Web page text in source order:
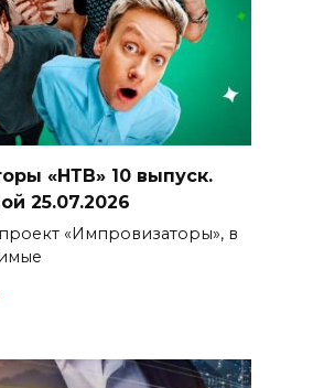
«НТВ» 10 выпуск.
25.07.2026
«Импровизаторы», в